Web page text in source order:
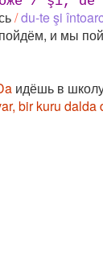
/du-te şi
и мы
идёшь в
bir kuru dalda